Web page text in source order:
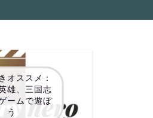
オススメ：
雄、三国志
ームで遊ぼ
う